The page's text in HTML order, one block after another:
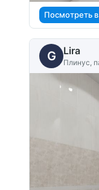
Посмотреть
G Lira
Плинус,